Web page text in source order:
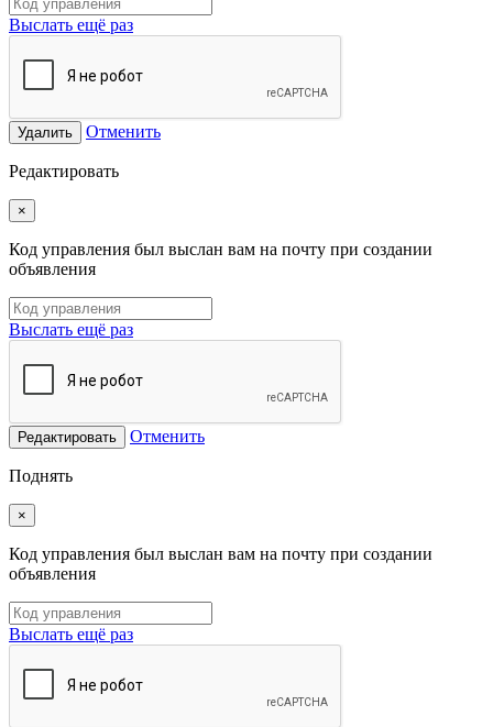
Выслать ещё раз
Удалить Отменить
Редактировать
×
Код управления был выслан вам на почту при создании
объявления
Выслать ещё раз
Редактировать Отменить
Поднять
×
Код управления был выслан вам на почту при создании
объявления
Выслать ещё раз